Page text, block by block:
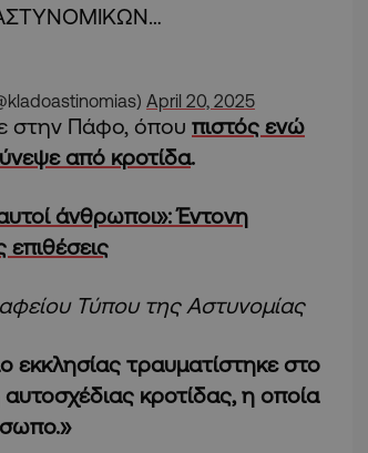
April 20, 2025
στην Πάφο, όπου πιστός ενώ
από κροτίδα.
άνθρωποι»: Έντονη
Τύπου της Αστυνομίας
εκκλησίας τραυματίστηκε στο
κροτίδας, η οποία